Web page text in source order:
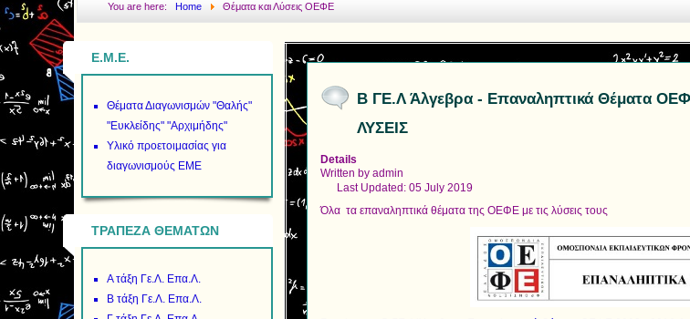
You are here:Home Θέματα και Λύσεις ΟΕΦΕ
Ε.Μ.Ε.
Θέματα Διαγωνισμών "Θαλής"
"Ευκλείδης" "Αρχιμήδης"
Υλικό προετοιμασίας για
διαγωνισμούς ΕΜΕ
ΤΡΑΠΕΖΑ ΘΕΜΑΤΩΝ
Α τάξη Γε.Λ. Επα.Λ.
Β τάξη Γε.Λ. Επα.Λ.
Β ΓΕ.Λ Άλγεβρα - Επαναληπτικά Θέματα
ΛΥΣΕΙΣ
Details
Written byadmin
Last Updated: 05 July 2019
Όλα τα επαναληπτικά θέματα της ΟΕΦΕ με τις λύσεις τους